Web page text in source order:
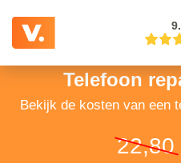
Telefoon
Bekijk de kosten van een
22,80